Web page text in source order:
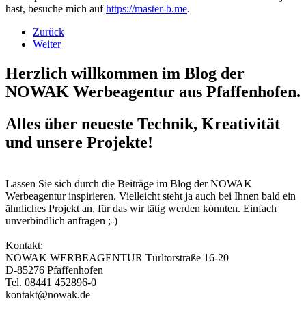
hast, besuche mich aufhttps://master-b.me.
Zurück
Weiter
Herzlich willkommen im Blog der
NOWAK Werbeagentur aus Pfaffenhofen.
Alles über neueste Technik, Kreativität
und unsere Projekte!
Lassen Sie sich durch die Beiträge im Blog der NOWAK
Werbeagentur inspirieren. Vielleicht steht ja auch bei Ihnen bald ein
ähnliches Projekt an, für das wir tätig werden könnten. Einfach
unverbindlich anfragen ;-)
Kontakt:
NOWAK WERBEAGENTUR Türltorstraße 16-20
D-85276 Pfaffenhofen
Tel. 08441 452896-0
kontakt@nowak.de